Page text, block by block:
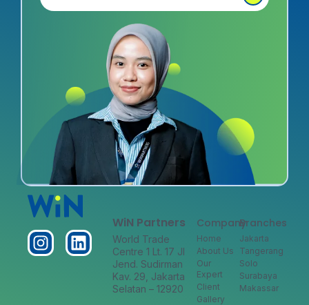
WiN Partners
World Trade
Centre 1 Lt. 17 Jl
Jend. Sudirman
Kav. 29, Jakarta
Selatan – 12920
Company
Home
About Us
Our
Expert
Client
Gallery
Branches
Jakarta
Tangerang
Solo
Surabaya
Makassar